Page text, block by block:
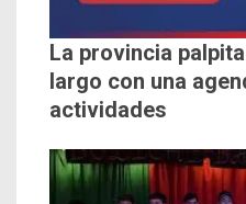
La provincia
largo con una
actividades